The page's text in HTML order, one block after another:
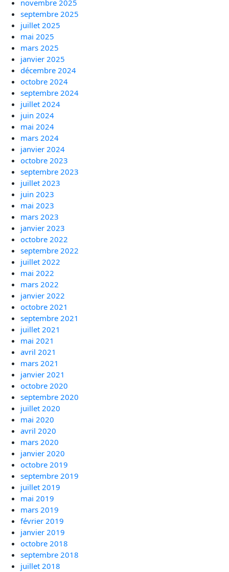
novembre 2025
septembre 2025
juillet 2025
mai 2025
mars 2025
janvier 2025
décembre 2024
octobre 2024
septembre 2024
juillet 2024
juin 2024
mai 2024
mars 2024
janvier 2024
octobre 2023
septembre 2023
juillet 2023
juin 2023
mai 2023
mars 2023
janvier 2023
octobre 2022
septembre 2022
juillet 2022
mai 2022
mars 2022
janvier 2022
octobre 2021
septembre 2021
juillet 2021
mai 2021
avril 2021
mars 2021
janvier 2021
octobre 2020
septembre 2020
juillet 2020
mai 2020
avril 2020
mars 2020
janvier 2020
octobre 2019
septembre 2019
juillet 2019
mai 2019
mars 2019
février 2019
janvier 2019
octobre 2018
septembre 2018
juillet 2018